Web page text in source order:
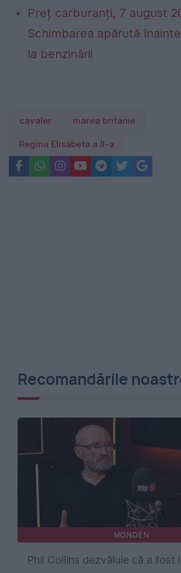
Preț carburanți, 7 august
Schimbarea apărută
la benzinării
cavaler marea britanie
Regina Elisabeta a II-a
Recomandările
MONDEN
Phil Collins dezvăluie că a fost